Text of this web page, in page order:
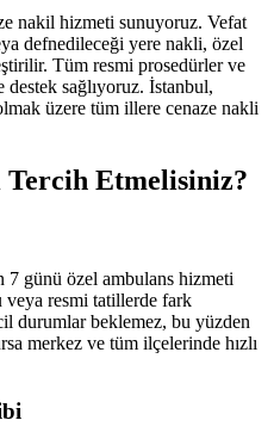
nakil hizmeti sunuyoruz. Vefat
defnedileceği yere nakli, özel
Tüm resmi prosedürler ve
sağlıyoruz. İstanbul,
üzere tüm illere cenaze nakli
Tercih Etmelisiniz?
7 günü özel ambulans hizmeti
veya resmi tatillerde fark
durumlar beklemez, bu yüzden
merkez ve tüm ilçelerinde hızlı